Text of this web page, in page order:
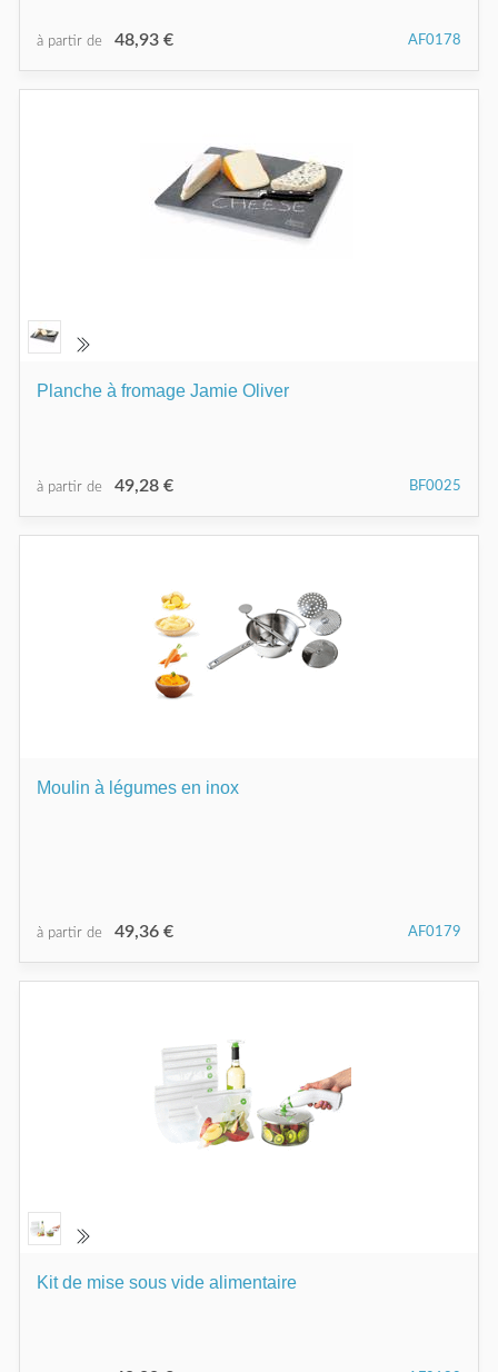
à partir de 48,93 € AF0178
Planche à fromage Jamie Oliver
à partir de 49,28 € BF0025
Moulin à légumes en inox
à partir de 49,36 € AF0179
Kit de mise sous vide alimentaire